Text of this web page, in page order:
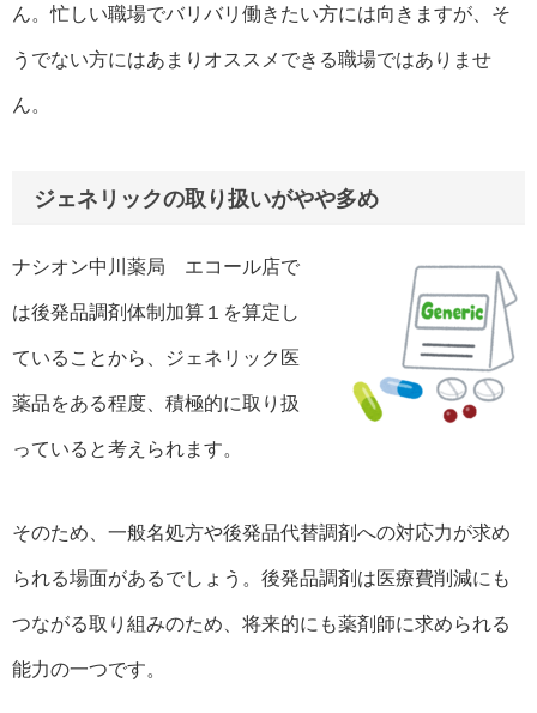
ん。忙しい職場でバリバリ働きたい方には向きますが、そ
うでない方にはあまりオススメできる職場ではありませ
ん。
ジェネリックの取り扱いがやや多め
ナシオン中川薬局 エコール店で
は後発品調剤体制加算１を算定し
ていることから、ジェネリック医
薬品をある程度、積極的に取り扱
っていると考えられます。
そのため、一般名処方や後発品代替調剤への対応力が求め
られる場面があるでしょう。後発品調剤は医療費削減にも
つながる取り組みのため、将来的にも薬剤師に求められる
能力の一つです。